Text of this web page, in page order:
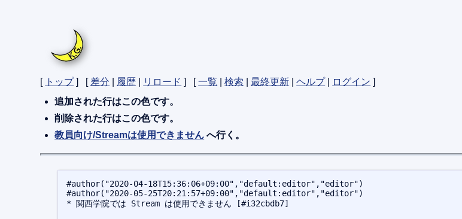
[ トップ] [ 差分 履歴 リロード ] [一覧 |検索 |最終更新 |ヘルプ| ログイン ]
追加された行はこの色です。
削除された行はこの色です。
教員向け/Streamは使用できません へ行く。
#author("2020-04-18T15:36:06+09:00","default:editor","editor")
#author("2020-05-25T20:21:57+09:00","default:editor","editor")
* 関西学院では Stream は使用できません [#i32cbdb7]